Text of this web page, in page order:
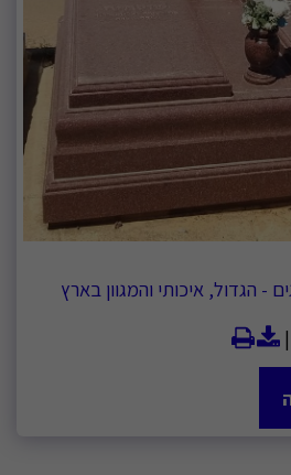
- הגדול, איכותי והמגוון בארץ